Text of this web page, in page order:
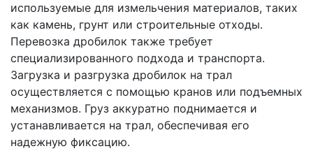
используемые для измельчения материалов, таких
как камень, грунт или строительные отходы.
Перевозка дробилок также требует
специализированного подхода и транспорта.
Загрузка и разгрузка дробилок на трал
осуществляется с помощью кранов или подъемных
механизмов. Груз аккуратно поднимается и
устанавливается на трал, обеспечивая его
надежную фиксацию.